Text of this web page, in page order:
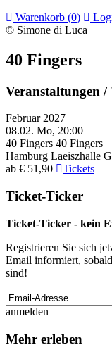
Warenkorb (0)
© Simone di Luca
40 Fingers
Veranstaltungen /
Februar 2027
08.02. Mo, 20:00
40 Fingers 40 Fingers
Hamburg Laeiszhalle
ab € 51,90
Tickets
Ticket-Ticker
Ticket-Ticker - kein
Registrieren Sie sich
Email informiert,
sind!
anmelden
Mehr erleben